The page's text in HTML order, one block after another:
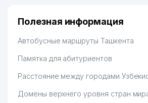
43
ВЕСТМИНСТЕРСКОГО
(МВУТ)
44 K7 HOTEL MANAGEMENT ООО
STROY ASPHALT-PRO ООО
Hamida 03.08.2026 12:45:39
Полезная информация
Автобусные маршруты Ташкента
Памятка для абитуриентов
Расстояние между городами
Домены верхнего уровня стран